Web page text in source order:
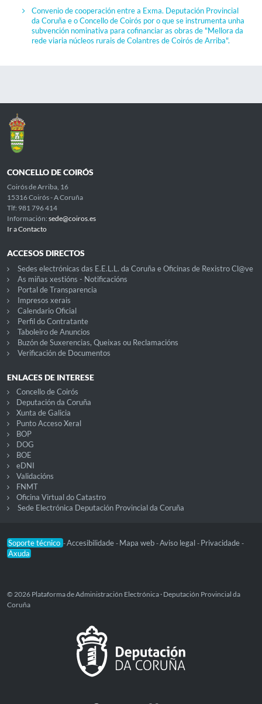
Convenio de cooperación entre a Exma. Deputación Provincial
da Coruña e o Concello de Coirós por o que se instrumenta unha
subvención nominativa para cofinanciar as obras de "Mellora da
rede viaria núcleos rurais de Colantres de Coirós de Arriba".
CONCELLO DE COIRÓS
Coirós de Arriba, 16
15316 Coirós - A Coruña
Tlf: 981 796 414
Información: sede@coiros.es
Ir a Contacto
ACCESOS DIRECTOS
Sedes electrónicas das E.E.L.L. da Coruña e Oficinas de Rexistro Cl@ve
As miñas xestións - Notificacións
Portal de Transparencia
Impresos xerais
Calendario Oficial
Perfil do Contratante
Taboleiro de Anuncios
Buzón de Suxerencias, Queixas ou Reclamacións
Verificación de Documentos
ENLACES DE INTERESE
Concello de Coirós
Deputación da Coruña
Xunta de Galicia
Punto Acceso Xeral
BOP
DOG
BOE
eDNI
Validacións
FNMT
Oficina Virtual do Catastro
Sede Electrónica Deputación Provincial da Coruña
Soporte técnico -Accesibilidade - Mapa web -Aviso legal - Privacidade -
Axuda
© 2026 Plataforma de Administración Electrónica · Deputación Provincial da
Coruña